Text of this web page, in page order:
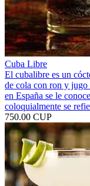
Cuba Libre
El cubalibre es un
de cola con ron y
en España se le
coloquialmente se
750.00 CUP